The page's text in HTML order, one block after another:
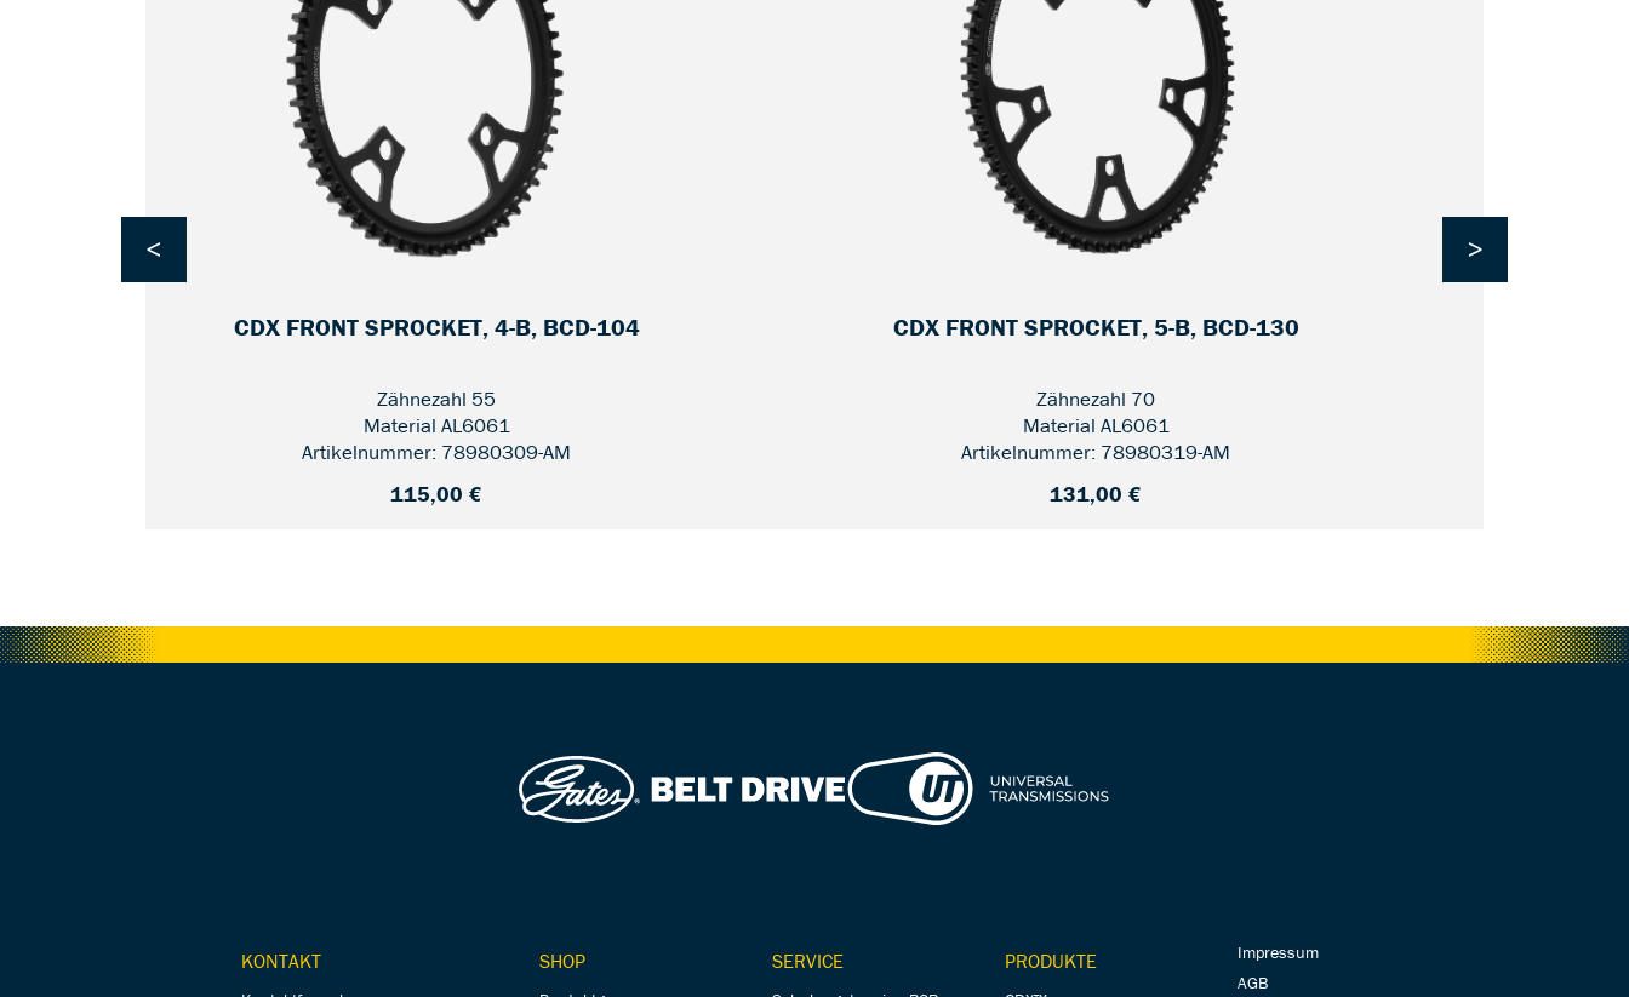
CDX FRONT SPROCKET, 4-B, BCD-104
Zähnezahl 55
Material AL6061
Artikelnummer: 78980309-AM
115,00 €
CDX FRONT SPROCKET, 5-B, BCD-130
Zähnezahl 70
Material AL6061
Artikelnummer: 78980319-AM
131,00 €
< >
KONTAKT SHOP SERVICE PRODUKTE
Impressum
AGB